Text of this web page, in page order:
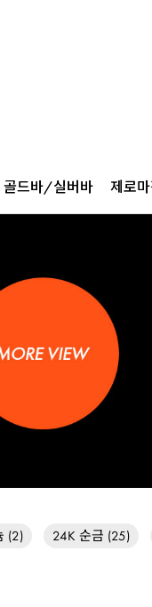
골드바/실버바 제로
(2) 24K 순금 (25)